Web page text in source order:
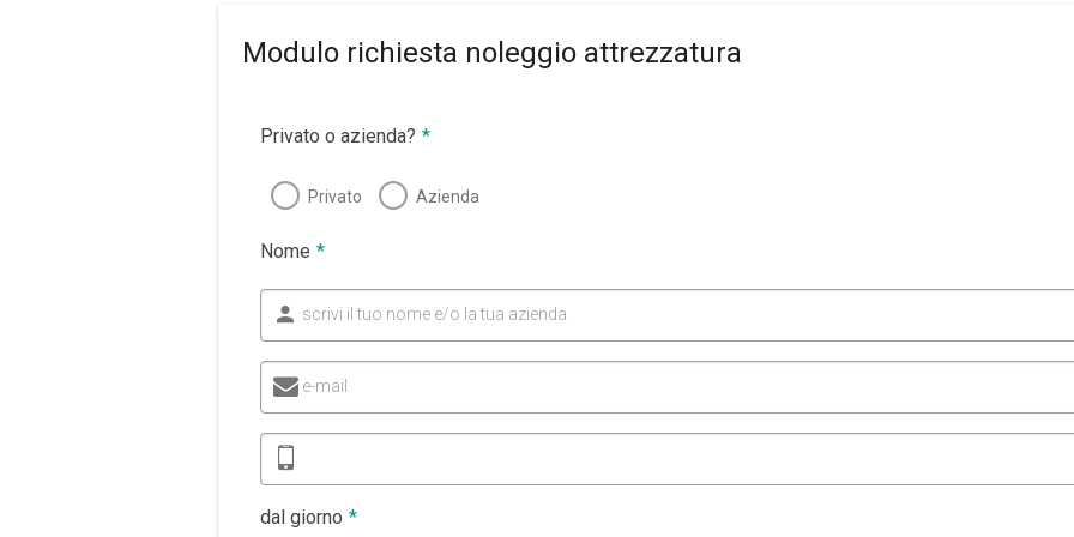
Modulo richiesta noleggio attrezzatura
Privato o azienda? *
Privato Azienda
Nome *
scrivi il tuo nome e/o la tua azienda
e-mail
dal giorno *